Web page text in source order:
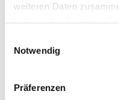
weiteren Daten
Notwendig
Präferenzen